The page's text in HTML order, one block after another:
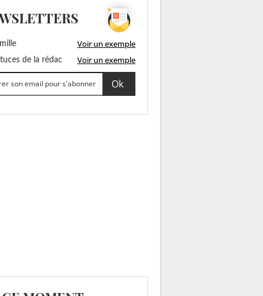
Voir un exemple
de la rédac Voir un exemple